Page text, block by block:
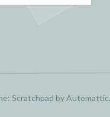
Scratchpad byAutomattic.